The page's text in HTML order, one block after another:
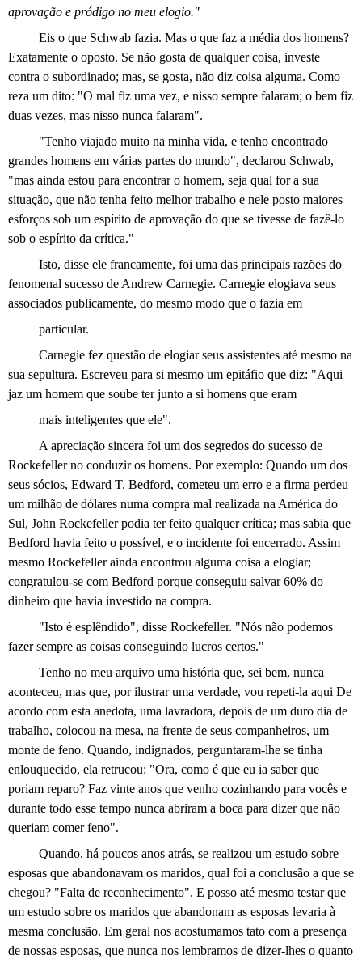
aprovação e pródigo no meu elogio."
Eis o que Schwab fazia. Mas o que faz a média dos homens?
Exatamente o oposto. Se não gosta de qualquer coisa, investe
contra o subordinado; mas, se gosta, não diz coisa alguma. Como
reza um dito: "O mal fiz uma vez, e nisso sempre falaram; o bem fiz
duas vezes, mas nisso nunca falaram".
"Tenho viajado muito na minha vida, e tenho encontrado
grandes homens em várias partes do mundo", declarou Schwab,
"mas ainda estou para encontrar o homem, seja qual for a sua
situação, que não tenha feito melhor trabalho e nele posto maiores
esforços sob um espírito de aprovação do que se tivesse de fazê-lo
sob o espírito da crítica."
Isto, disse ele francamente, foi uma das principais razões do
fenomenal sucesso de Andrew Carnegie. Carnegie elogiava seus
associados publicamente, do mesmo modo que o fazia em
particular.
Carnegie fez questão de elogiar seus assistentes até mesmo na
sua sepultura. Escreveu para si mesmo um epitáfio que diz: "Aqui
jaz um homem que soube ter junto a si homens que eram
mais inteligentes que ele".
A apreciação sincera foi um dos segredos do sucesso de
Rockefeller no conduzir os homens. Por exemplo: Quando um dos
seus sócios, Edward T. Bedford, cometeu um erro e a firma perdeu
um milhão de dólares numa compra mal realizada na América do
Sul, John Rockefeller podia ter feito qualquer crítica; mas sabia que
Bedford havia feito o possível, e o incidente foi encerrado. Assim
mesmo Rockefeller ainda encontrou alguma coisa a elogiar;
congratulou-se com Bedford porque conseguiu salvar 60% do
dinheiro que havia investido na compra.
"Isto é esplêndido", disse Rockefeller. "Nós não podemos
fazer sempre as coisas conseguindo lucros certos."
Tenho no meu arquivo uma história que, sei bem, nunca
aconteceu, mas que, por ilustrar uma verdade, vou repeti-la aqui De
acordo com esta anedota, uma lavradora, depois de um duro dia de
trabalho, colocou na mesa, na frente de seus companheiros, um
monte de feno. Quando, indignados, perguntaram-lhe se tinha
enlouquecido, ela retrucou: "Ora, como é que eu ia saber que
poriam reparo? Faz vinte anos que venho cozinhando para vocês e
durante todo esse tempo nunca abriram a boca para dizer que não
queriam comer feno".
Quando, há poucos anos atrás, se realizou um estudo sobre
esposas que abandonavam os maridos, qual foi a conclusão a que se
chegou? "Falta de reconhecimento". E posso até mesmo testar que
um estudo sobre os maridos que abandonam as esposas levaria à
mesma conclusão. Em geral nos acostumamos tato com a presença
de nossas esposas, que nunca nos lembramos de dizer-lhes o quanto